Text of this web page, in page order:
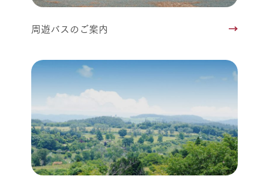
周遊バスのご案内